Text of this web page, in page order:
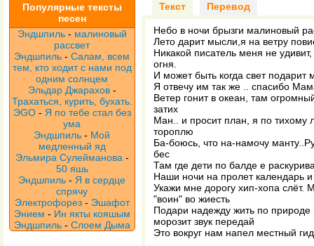
Популярные тексты
песен
Эндшпиль - малиновый
рассвет
Эндшпиль -Салам, всем
тем, кто ходит с нами под
одним солнцем
Эльдар Джарахов -
Трахаться, курить, бухать.
ЭGO - Я по тебе стал без
ума
Эндшпиль - Мой
медленный яд
Эльмира Сулейманова -
50 яшь
Эндшпиль - Я в сердце
спрячу
Электрофорез - Эшафот
Энием - Ин якты кояшым
Эндшпиль - Слоем Дыма
Текст Перевод
Небо в ночи брызги малиновый
Лето дарит мысли,я на ветру
Никакой писатель меня не
огня.
И может быть когда свет подарит
Я отвечу им так же .. спасибо
Ветер гонит в океан, там
затих
Ман.. и просит план, я по тихому
тороплю
Ба-боюсь, что на-намочу
бес
Там где дети по балде е
Наши ночи на пролет календарь и
Укажи мне дорогу хип-хопа слёт.
"воин" во жиесть
Подари надежду жить по природе
морозит звук передай
Это вокруг нам напел местный